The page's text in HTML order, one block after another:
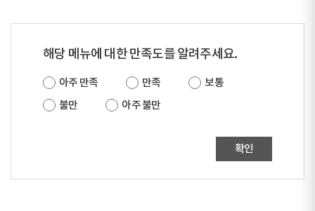
해당 메뉴에 대한 만족도를 알려주세요.
아주 만족 만족
보통
불만
아주 불만
확인